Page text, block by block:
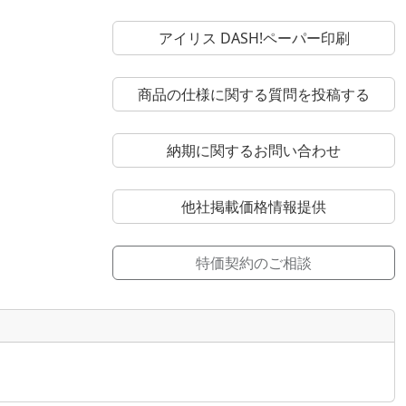
アイリス DASH!ペーパー印刷
商品の仕様に関する質問を投稿する
納期に関するお問い合わせ
他社掲載価格情報提供
特価契約のご相談